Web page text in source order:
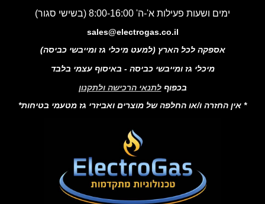
ימים ושעות פעילות א'-ה' 8:00-16:00 (בשישי סגור)
sales@electrogas.co.il
אספקה לכל הארץ (למעט מיכלי גז ומייבשי כביסה)
מיכלי גז ומייבשי כביסה - באיסוף עצמי בלבד
בכפוף לתנאי הרכישה ולתקנון
* אין החזרה ו/או החלפה של מוצרים ואביזרי גז מטעמי בטיחות*